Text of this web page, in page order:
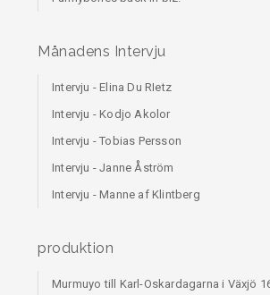
Månadens Intervju
Intervju - Elina Du RIetz
Intervju - Kodjo Akolor
Intervju - Tobias Persson
Intervju - Janne Åström
Intervju - Manne af Klintberg
produktion
Murmuyo till Karl-Oskardagarna i Växjö